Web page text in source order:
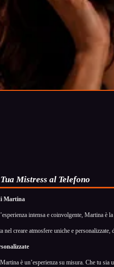
Mistress al Telefono
Martina
intensa e coinvolgente, Martina
nel creare atmosfere uniche e
è un’esperienza su misura. Che tu